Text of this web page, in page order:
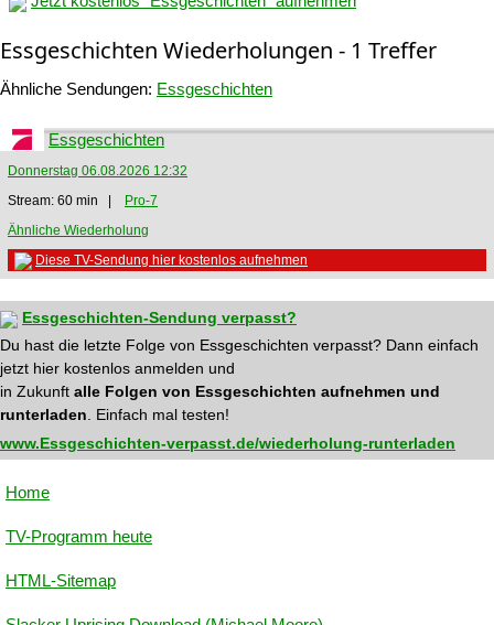
Essgeschichten Wiederholungen - 1 Treffer
Ähnliche Sendungen: Essgeschichten
Essgeschichten
Donnerstag 06.08.2026 12:32
Stream: 60 min |
Pro-7
Ähnliche Wiederholung
Diese TV-Sendung hier kostenlos aufnehmen
Essgeschichten-Sendung verpasst?
Du hast die letzte Folge von Essgeschichten verpasst? Dann einfach
jetzt hier kostenlos anmelden und
in Zukunft alle Folgen von Essgeschichten aufnehmen und
runterladen . Einfach mal testen!
www.Essgeschichten-verpasst.de/wiederholung-runterladen
Home
TV-Programm heute
HTML-Sitemap